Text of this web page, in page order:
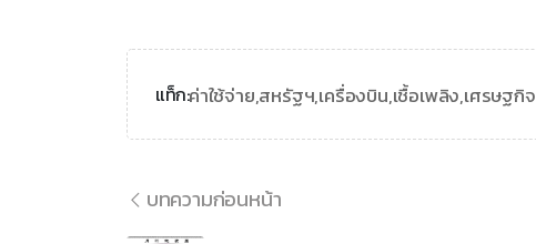
แท็ก:ค่าใช้จ่าย,สหรัฐฯ,เครื่องบิน,เชื้อเพลิง,เศรษฐกิจ
บทความก่อนหน้า